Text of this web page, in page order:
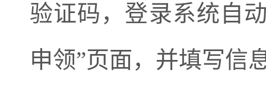
验证码，登录系统自
申领”页面，并填写信